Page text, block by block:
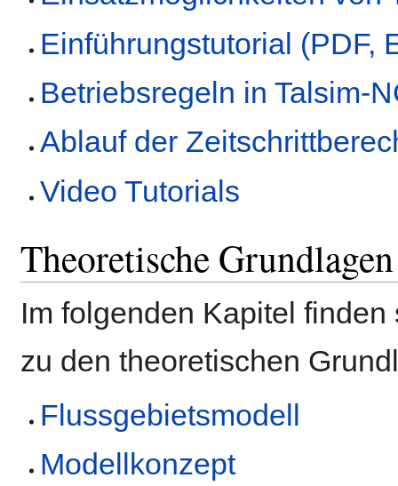
Einführungstutorial (PDF,
Betriebsregeln in Talsim-
Ablauf der
Video Tutorials
Theoretische Grundlagen
Im folgenden Kapitel
zu den theoretischen
Flussgebietsmodell
Modellkonzept